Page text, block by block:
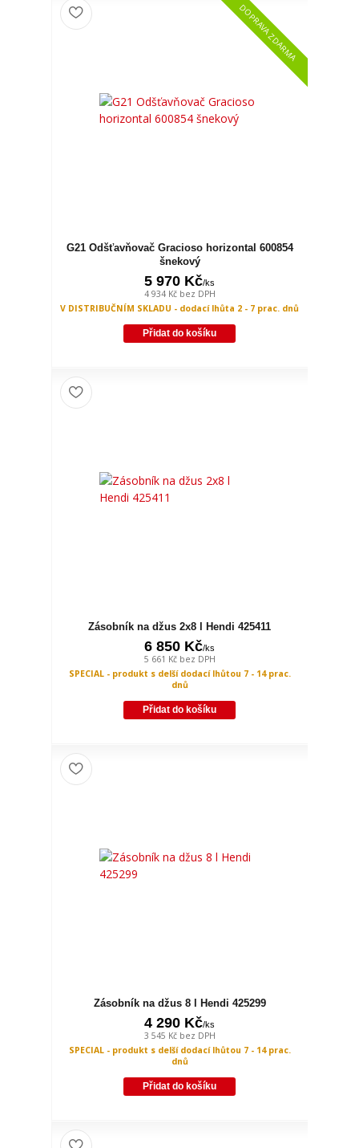
DOPRAVA ZDARMA
G21 Odšťavňovač Gracioso horizontal 600854
šnekový
5 970 Kč/ks
4 934 Kč bez DPH
V DISTRIBUČNÍM SKLADU - dodací lhůta 2 - 7 prac. dnů
Přidat do košíku
Zásobník na džus 2x8 l Hendi 425411
6 850 Kč/ks
5 661 Kč bez DPH
SPECIAL - produkt s delší dodací lhůtou 7 - 14 prac.
dnů
Přidat do košíku
Zásobník na džus 8 l Hendi 425299
4 290 Kč/ks
3 545 Kč bez DPH
SPECIAL - produkt s delší dodací lhůtou 7 - 14 prac.
dnů
Přidat do košíku